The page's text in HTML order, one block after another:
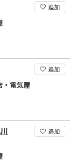
追加
追加
・電気屋
追加